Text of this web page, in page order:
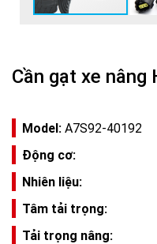
Cần gạt xe nâng
Model: A7S92-40192
Động cơ:
Nhiên liệu:
Tâm tải trọng:
Tải trọng nâng: